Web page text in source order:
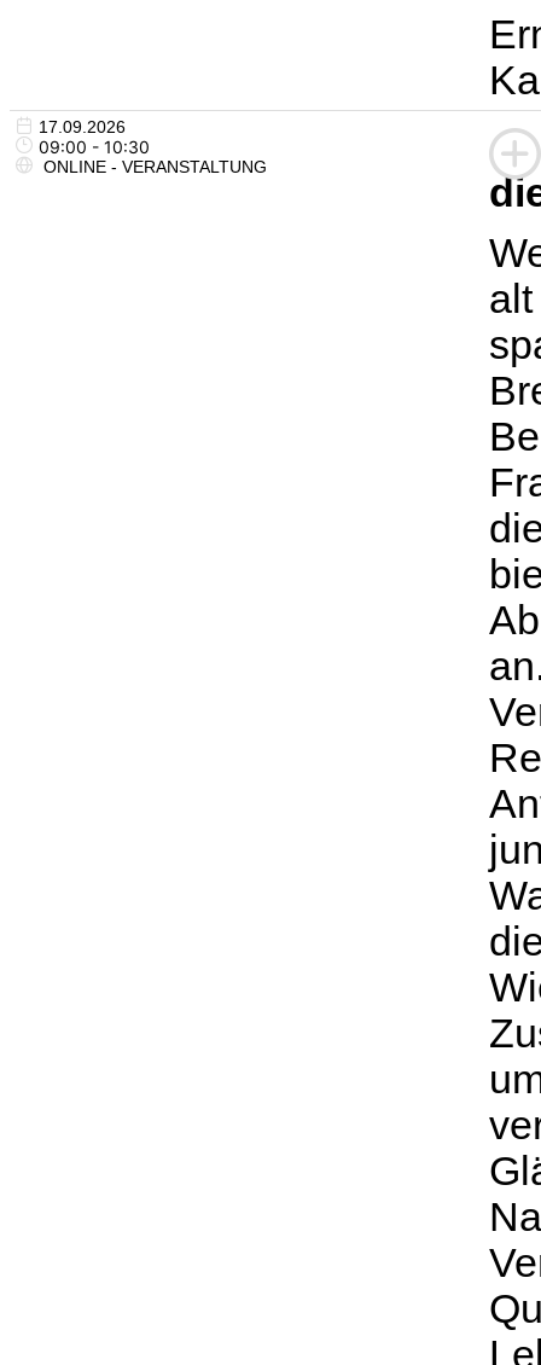
17.09.2026
09:00 - 10:30
ONLINE - VERANSTALTUNG